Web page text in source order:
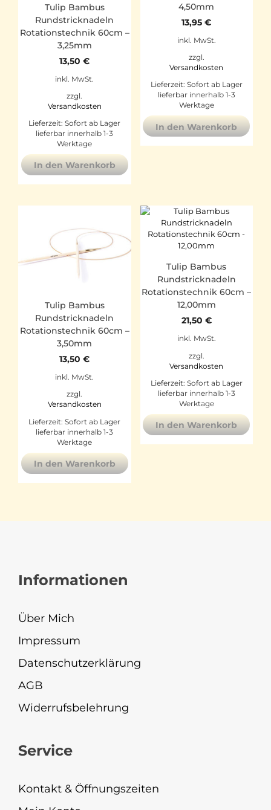
Tulip Bambus
Rundstricknadeln
Rotationstechnik 60cm –
3,25mm
13,50€
inkl. MwSt.
zzgl.
Versandkosten
Lieferzeit:Sofort ab Lager
lieferbar innerhalb 1-3
Werktage
In den Warenkorb
4,50mm
13,95€
inkl. MwSt.
zzgl.
Versandkosten
Lieferzeit: Sofort ab Lager
lieferbar innerhalb 1-3
Werktage
In den Warenkorb
Tulip Bambus
Rundstricknadeln
Rotationstechnik 60cm –
3,50mm
13,50€
inkl. MwSt.
zzgl.
Versandkosten
Lieferzeit:Sofort ab Lager
lieferbar innerhalb 1-3
Werktage
In den Warenkorb
Tulip Bambus
Rundstricknadeln
Rotationstechnik 60cm –
12,00mm
21,50 €
inkl. MwSt.
zzgl.
Versandkosten
Lieferzeit: Sofort ab Lager
lieferbar innerhalb 1-3
Werktage
In den Warenkorb
Informationen
Über Mich
Impressum
Datenschutzerklärung
AGB
Widerrufsbelehrung
Service
Kontakt & Öffnungszeiten